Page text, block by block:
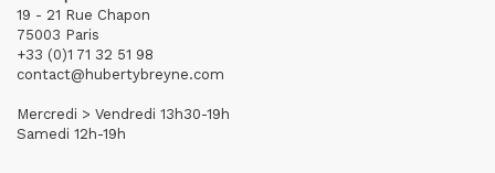
19 - 21 Rue Chapon
75003 Paris
+33 (0)1 71 32 51 98
contact@hubertybreyne.com
Mercredi > Vendredi 13h30-19h
Samedi 12h-19h